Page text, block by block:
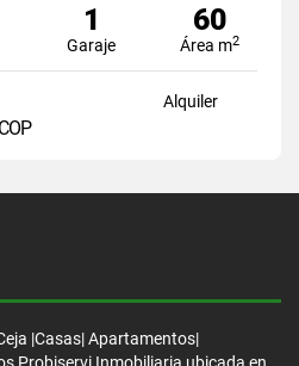
1
Garaje
60
Área m2
Alquiler
COP
|Casas| Apartamentos|
Probiservi Inmobiliaria ubicada en